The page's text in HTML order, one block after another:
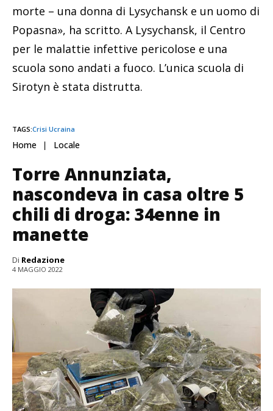
morte – una donna di Lysychansk e un uomo di
Popasna», ha scritto. A Lysychansk, il Centro
per le malattie infettive pericolose e una
scuola sono andati a fuoco. L’unica scuola di
Sirotyn è stata distrutta.
TAGS:Crisi Ucraina
Home Locale
Torre Annunziata,
nascondeva in casa oltre 5
chili di droga: 34enne in
manette
Di Redazione
4 MAGGIO 2022